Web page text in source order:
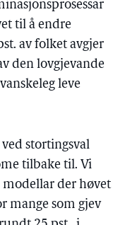
til å endre
av folket avgjer
den lovgjevande
leve
stortingsval
tilbake til. Vi
der høvet
mange som gjev